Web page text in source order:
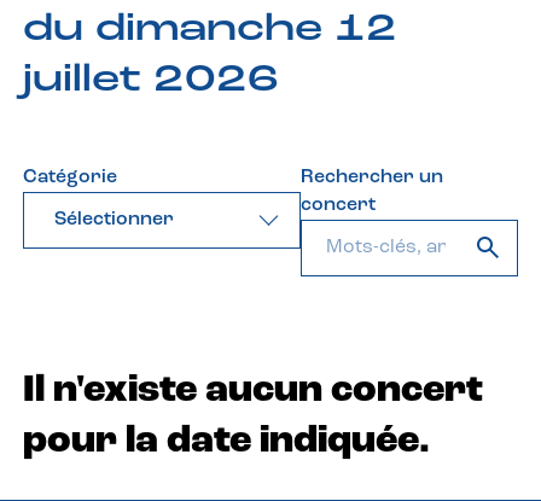
du dimanche 12
juillet 2026
Catégorie
Sélectionner
Rechercher un
concert
Il n'existe aucun concert
pour la date indiquée.